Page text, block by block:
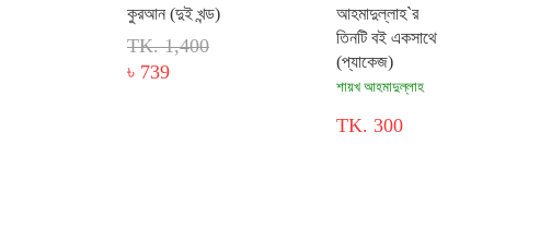
কুরআন (দুই খন্ড)
TK. 1,400
৳ 739
আহমাদুল্লাহ`র
তিনটি বই একসাথে
(প্যাকেজ)
শায়খ আহমাদুল্লাহ
TK. 300